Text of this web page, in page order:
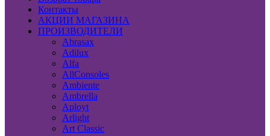
Контакты
АКЦИИ МАГАЗИНА
ПРОИЗВОДИТЕЛИ
Abrasax
Adilux
Alfa
AllConsoles
Ambiente
Ambrella
Aployt
Arlight
Art Classic